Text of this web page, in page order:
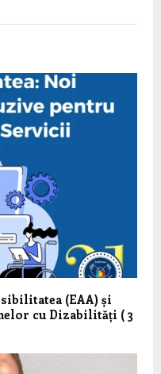
(EAA) și
cu Dizabilități ( 3